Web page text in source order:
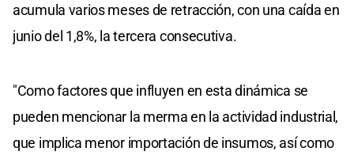
acumula varios meses de retracción, con una caída en
junio del 1,8%, la tercera consecutiva.
"Como factores que influyen en esta dinámica se
pueden mencionar la merma en la actividad industrial,
que implica menor importación de insumos, así como